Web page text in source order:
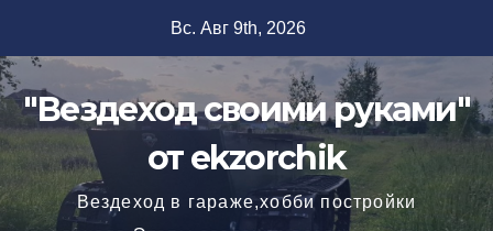
содержимому
Вс. Авг 9th, 2026
"Вездеход своими руками"
от ekzorchik
Вездеход в гараже,хобби постройки